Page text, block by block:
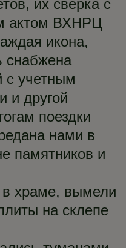
их сверка с
актом ВХНРЦ
икона,
снабжена
с учетным
и другой
поездки
нами в
памятников и
храме, вымели
на склепе